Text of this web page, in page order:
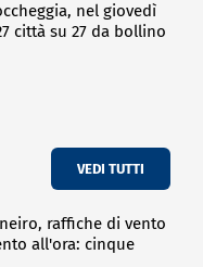
nel giovedì
città su 27 da bollino
VEDI TUTTI
raffiche di vento
all'ora: cinque